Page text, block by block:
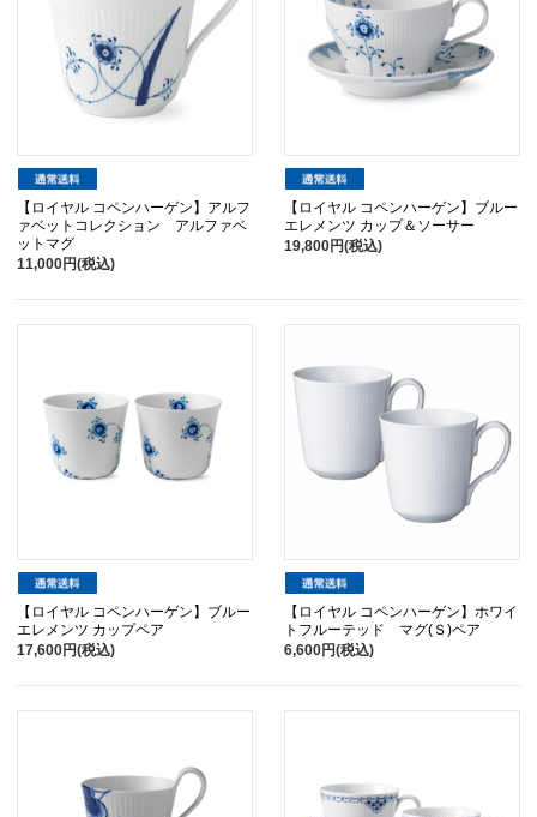
【ロイヤル コペンハーゲン】アルフ
ァベットコレクション アルファベ
ットマグ
11,000円(税込)
【ロイヤル コペンハーゲン】ブルー
エレメンツ カップ＆ソーサー
19,800円(税込)
【ロイヤル コペンハーゲン】ブルー
エレメンツ カップペア
17,600円(税込)
【ロイヤル コペンハーゲン】ホワイ
トフルーテッド マグ(Ｓ)ペア
6,600円(税込)